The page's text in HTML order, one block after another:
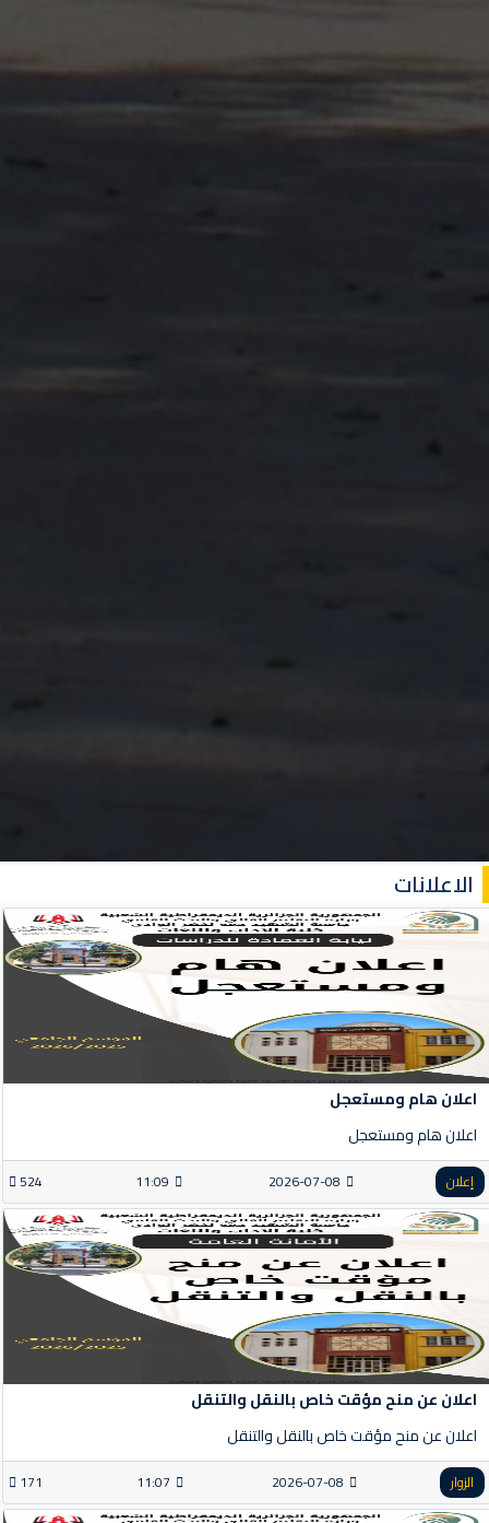
الاعلانات
اعلان هام ومستعجل
اعلان هام ومستعجل
إعلان 2026-07-08
11:09
524
اعلان عن منح مؤقت خاص بالنقل والتنقل
اعلان عن منح مؤقت خاص بالنقل والتنقل
الزوار 2026-07-08
11:07
171